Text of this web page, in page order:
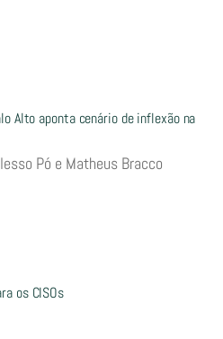
Alto aponta cenário de inflexão na
Pó e Matheus Bracco
os CISOs